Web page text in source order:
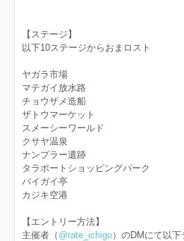
【ステージ】
以下10ステージからおまロスト
ヤガラ市場
マテガイ放水路
チョウザメ造船
ザトウマーケット
スメーシーワールド
クサヤ温泉
ナンプラー遺跡
タラポートショッピングパーク
バイガイ亭
カジキ空港
【エントリー方法】
主催者（ @rate_ichigo）のDMにて以